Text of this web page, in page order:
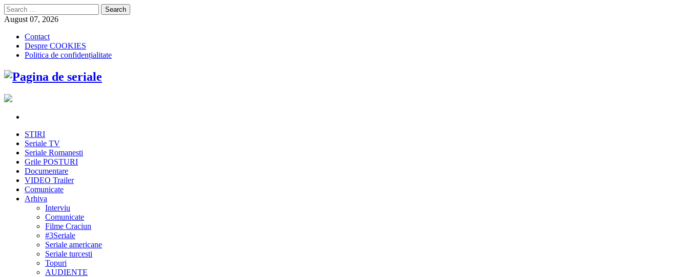
Search
for:
August 07, 2026
Contact
Despre COOKIES
Politica de confidențialitate
STIRI
Seriale TV
Seriale Romanesti
Grile POSTURI
Documentare
VIDEO Trailer
Comunicate
Arhiva
Interviu
Comunicate
Filme Craciun
#3Seriale
Seriale americane
Seriale turcesti
Topuri
AUDIENTE